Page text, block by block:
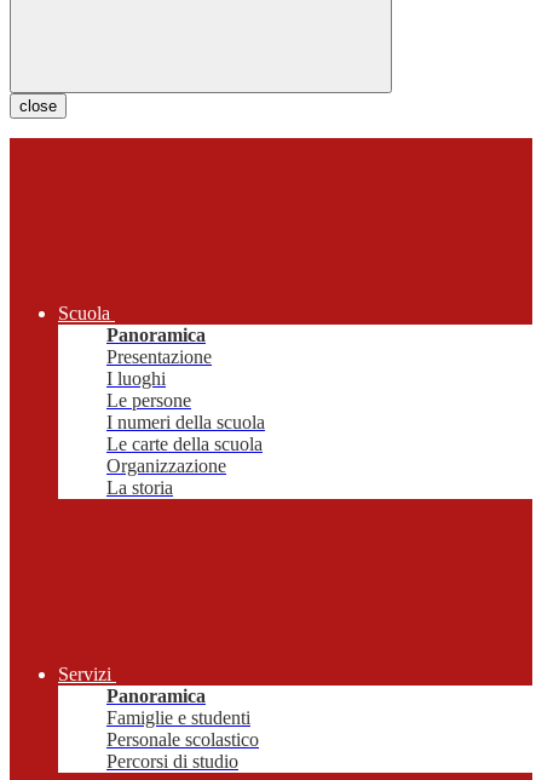
close
Scuola
Panoramica
Presentazione
I luoghi
Le persone
I numeri della scuola
Le carte della scuola
Organizzazione
La storia
Servizi
Panoramica
Famiglie e studenti
Personale scolastico
Percorsi di studio